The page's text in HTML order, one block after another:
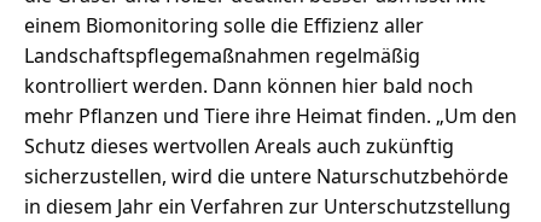
einem Biomonitoring solle die Effizienz aller
Landschaftspflegemaßnahmen regelmäßig
kontrolliert werden. Dann können hier bald noch
mehr Pflanzen und Tiere ihre Heimat finden. „Um den
Schutz dieses wertvollen Areals auch zukünftig
sicherzustellen, wird die untere Naturschutzbehörde
in diesem Jahr ein Verfahren zur Unterschutzstellung